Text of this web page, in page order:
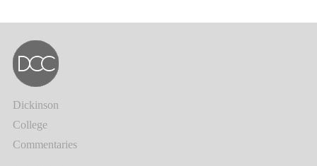
Dickinson
College
Commentaries